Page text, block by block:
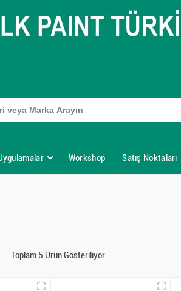
Workshop Satış Noktaları
Toplam 5 Ürün Gösteriliyor